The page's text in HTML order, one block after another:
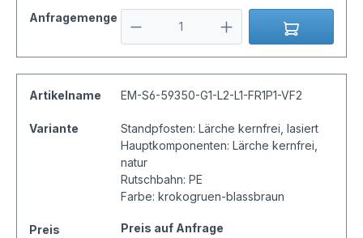
Anfragemenge
Artikelname EM-S6-59350-G1-L2-L1-FR1P1-VF2
Variante
Standpfosten: Lärche kernfrei, lasiert
Hauptkomponenten: Lärche kernfrei,
natur
Rutschbahn: PE
Farbe: krokogruen-blassbraun
Preis Preis auf Anfrage